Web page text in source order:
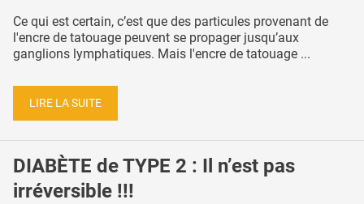
Ce qui est certain, c’est que des particules provenant de
l'encre de tatouage peuvent se propager jusqu’aux
ganglions lymphatiques. Mais l'encre de tatouage ...
LIRE LA SUITE
DIABÈTE de TYPE 2 : Il n’est pas
irréversible !!!